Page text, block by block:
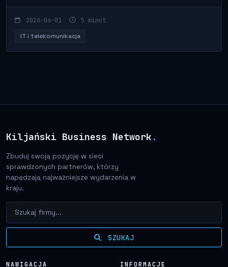
2026-06-01 5 minut
IT i telekomunikacja
Kiljański Business Network .
Zbuduj swoją pozycję w sieci
sprawdzonych partnerów, którzy
napędzają najważniejsze wydarzenia w
kraju.
SZUKAJ
NAWIGACJA INFORMACJE